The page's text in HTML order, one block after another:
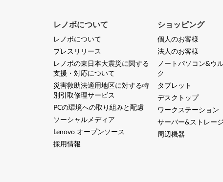
レノボについて
レノボについて
プレスリリース
レノボの東日本大震災に関する
支援・対応について
災害救助法適用地区に対する特
別引取修理サービス
PCの環境への取り組みと配慮
ソーシャルメディア
Lenovo オープンソース
採用情報
ショッピング
個人のお客様
法人のお客様
ノートパソコン&ウ
ク
タブレット
デスクトップ
ワークステーション
サーバー&ストレージ
周辺機器